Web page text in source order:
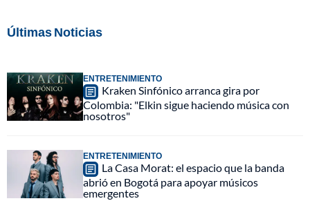
Últimas Noticias
ENTRETENIMIENTO
Kraken Sinfónico arranca gira por
Colombia: "Elkin sigue haciendo música con
nosotros"
ENTRETENIMIENTO
La Casa Morat: el espacio que la banda
abrió en Bogotá para apoyar músicos
emergentes